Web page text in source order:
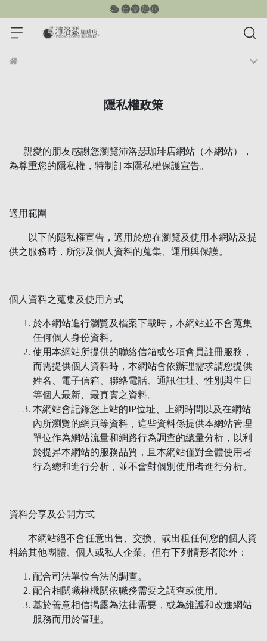
隱私權政策
親愛的朋友感謝您瀏覽沛洛瑟珈琲店網站（本網站），
為尊重您的隱私權，特制訂本隱私權保護宣告。
適用範圍
以下的隱私權宣告，適用於您在瀏覽及使用本網站及提
供之服務時，所涉及個人資料的蒐集、運用與保護。
個人資料之蒐集及使用方式
於本網站進行瀏覽及檔案下載時，本網站並不會蒐集
任何個人身份資料。
使用本網站所提供的聯絡信箱或各項會員註冊服務，
而需提供個人資料時，本網站會依辦理需求請您提供
姓名、電子信箱、聯絡電話、通訊住址、性別與生日
等個人最新、最真實之資料。
本網站會記錄您上站的IP位址、上網時間以及在網站
內所瀏覽的網頁等資料，這些資料係提供本網站管理
單位作為網站流量和網路行為調查的總量分析，以利
於提昇本網站的服務品質，且本網站僅對全體使用者
行為總和進行分析，並不會對個別使用者進行分析。
資料分享及公開方式
本網站絕不會任意出售、交換、或出租任何您的個人資
料給其他團體、個人或私人企業。但有下列情形者除外：
配合司法單位合法的調查。
配合相關職權機關依職務需要之調查或使用。
基於善意相信揭露為法律需要，或為維護和改進網站
服務而用於管理。